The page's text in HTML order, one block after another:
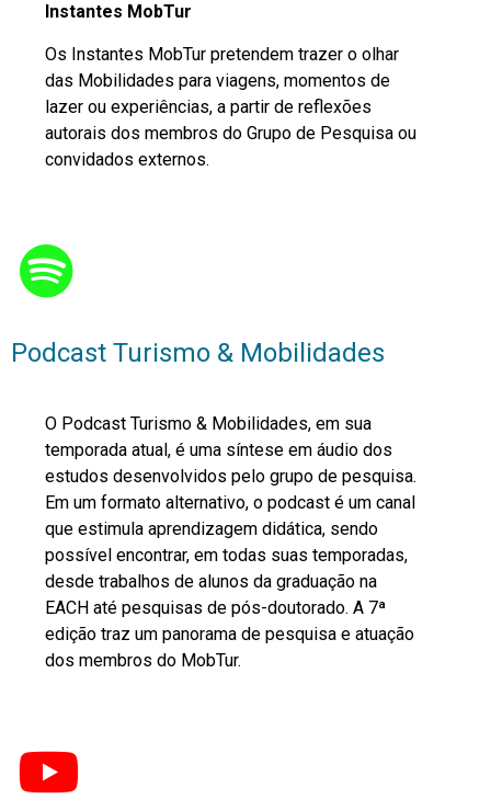
Instantes MobTur
Os Instantes MobTur pretendem trazer o olhar
das Mobilidades para viagens, momentos de
lazer ou experiências, a partir de reflexões
autorais dos membros do Grupo de Pesquisa ou
convidados externos.
Podcast Turismo & Mobilidades
O Podcast Turismo & Mobilidades, em sua
temporada atual, é uma síntese em áudio dos
estudos desenvolvidos pelo grupo de pesquisa.
Em um formato alternativo, o podcast é um canal
que estimula aprendizagem didática, sendo
possível encontrar, em todas suas temporadas,
desde trabalhos de alunos da graduação na
EACH até pesquisas de pós-doutorado. A 7ª
edição traz um panorama de pesquisa e atuação
dos membros do MobTur.